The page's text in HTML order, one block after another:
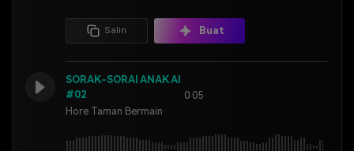
Salin Buat
SORAK-SORAI ANAK AI
#02
Hore Taman Bermain
0:05